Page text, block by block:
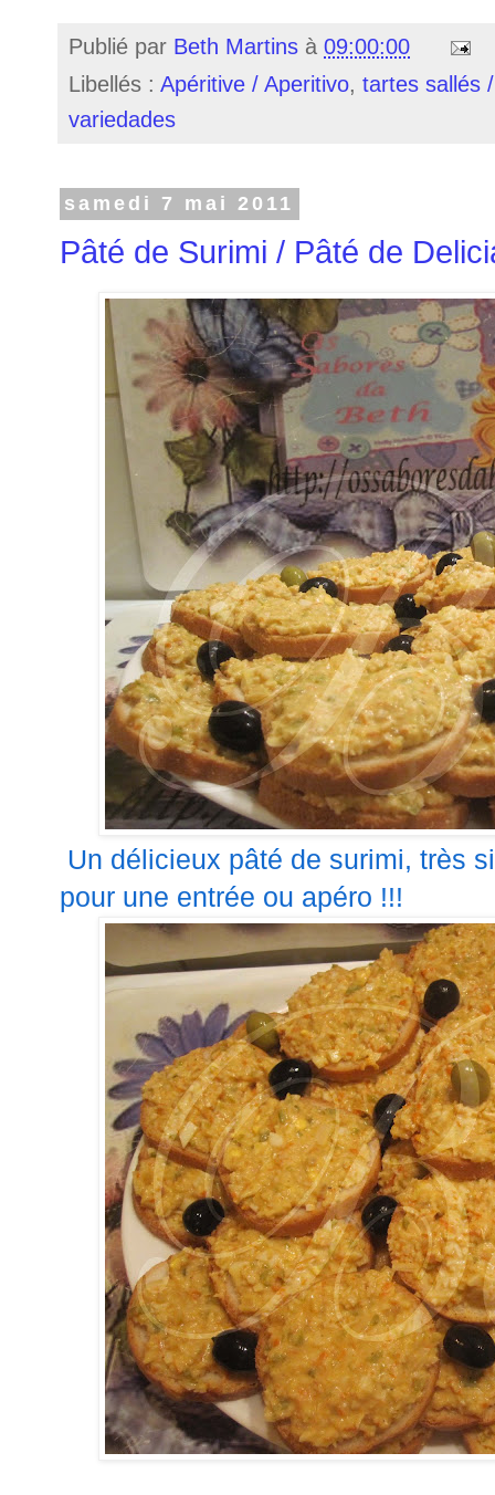
Publié par Beth Martins à 09:00:00
Libellés : Apéritive / Aperitivo, tartes sallés
variedades
samedi 7 mai 2011
Pâté de Surimi / Pâté de
Un délicieux pâté de surimi, très
pour une entrée ou apéro !!!